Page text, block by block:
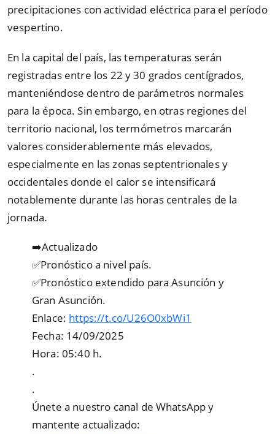
precipitaciones con actividad eléctrica para el período
vespertino.
En la capital del país, las temperaturas serán
registradas entre los 22 y 30 grados centígrados,
manteniéndose dentro de parámetros normales
para la época. Sin embargo, en otras regiones del
territorio nacional, los termómetros marcarán
valores considerablemente más elevados,
especialmente en las zonas septentrionales y
occidentales donde el calor se intensificará
notablemente durante las horas centrales de la
jornada.
➡️Actualizado
✅Pronóstico a nivel país.
✅Pronóstico extendido para Asunción y
Gran Asunción.
Enlace: https://t.co/U26O0xbWi1
Fecha: 14/09/2025
Hora: 05:40 h.
.
.
Únete a nuestro canal de WhatsApp y
mantente actualizado: